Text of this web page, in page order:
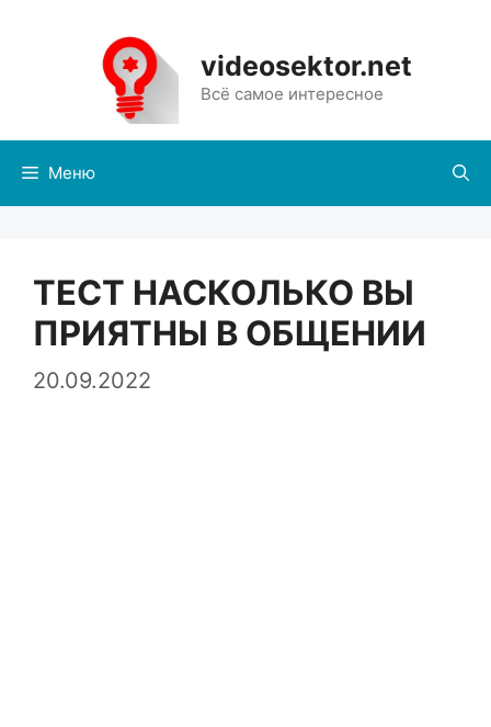
содержимому
videosektor.net
Всё самое интересное
Меню
ТЕСТ НАСКОЛЬКО ВЫ
ПРИЯТНЫ В ОБЩЕНИИ
20.09.2022